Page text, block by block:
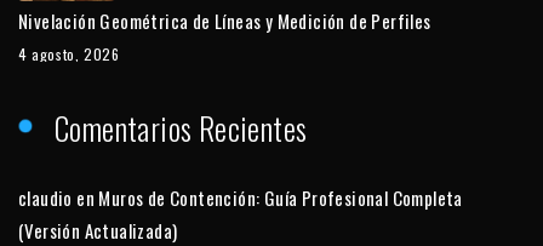
Nivelación Geométrica de Líneas y Medición de Perfiles
4 agosto, 2026
Comentarios Recientes
claudio en Muros de Contención: Guía Profesional Completa
(Versión Actualizada)